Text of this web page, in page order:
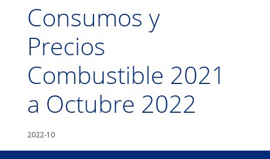
Consumos y
Precios
Combustible 2021
a Octubre 2022
2022-10